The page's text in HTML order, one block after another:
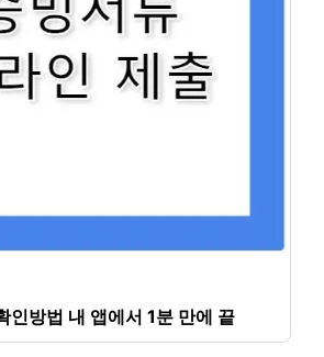
인방법 내 앱에서 1분 만에 끝